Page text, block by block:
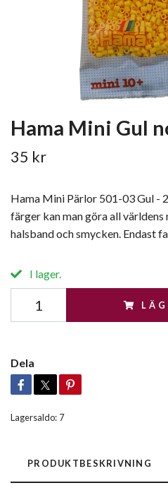
Hama Mini Gul
35 kr
Hama Mini Pärlor 501-03 Gul -
färger kan man göra all
halsband och smycken. Endast
I lager.
Dela
Lagersaldo: 7
PRODUKTBESKRIVNING